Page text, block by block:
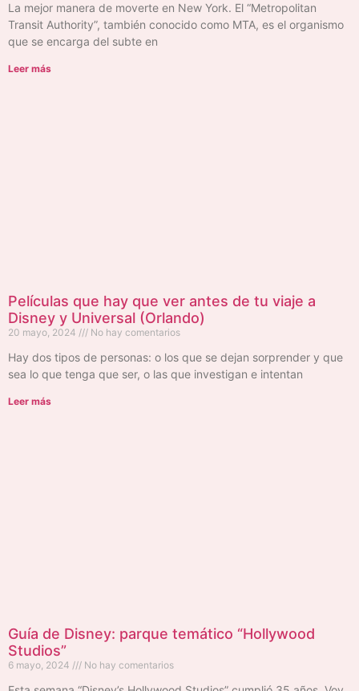
La mejor manera de moverte en New York. El “Metropolitan
Transit Authority”, también conocido como MTA, es el organismo
que se encarga del subte en
Leer más
Películas que hay que ver antes de tu viaje a
Disney y Universal (Orlando)
20 mayo, 2024 No hay comentarios
Hay dos tipos de personas: o los que se dejan sorprender y que
sea lo que tenga que ser, o las que investigan e intentan
Leer más
Guía de Disney: parque temático “Hollywood
Studios”
6 mayo, 2024 No hay comentarios